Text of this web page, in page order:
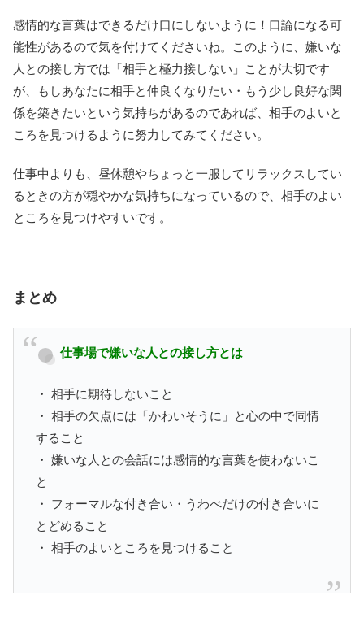
感情的な言葉はできるだけ口にしないように！口論になる可
能性があるので気を付けてくださいね。このように、嫌いな
人との接し方では「相手と極力接しない」ことが大切です
が、もしあなたに相手と仲良くなりたい・もう少し良好な関
係を築きたいという気持ちがあるのであれば、相手のよいと
ころを見つけるように努力してみてください。
仕事中よりも、昼休憩やちょっと一服してリラックスしてい
るときの方が穏やかな気持ちになっているので、相手のよい
ところを見つけやすいです。
まとめ
仕事場で嫌いな人との接し方とは
・ 相手に期待しないこと
・ 相手の欠点には「かわいそうに」と心の中で同情
すること
・ 嫌いな人との会話には感情的な言葉を使わないこ
と
・ フォーマルな付き合い・うわべだけの付き合いに
とどめること
・ 相手のよいところを見つけること